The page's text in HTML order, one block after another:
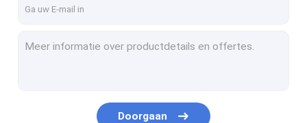
Doorgaan